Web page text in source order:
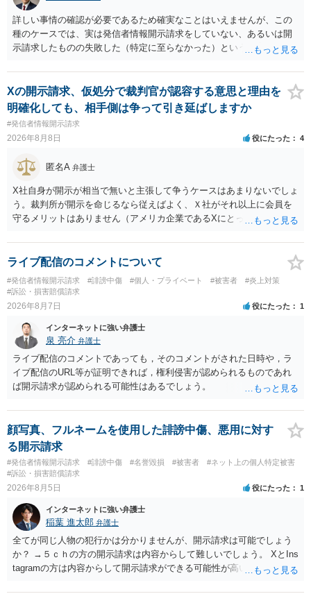
詳しい事情の確認が必要であるため確実なことはいえませんが、この
種のケースでは、実は発信者情報開示請求をしていない、あるいは開
示請求したものの失敗した（特定に至らなかった）という事案が比較
な投稿をする場合にはなおさら）。
Xの開示請求、仮処分で裁判官が認容する意思と理由を
明確化しても、相手側は争って引き延ばしますか
#発信者情報開示請求
2026年8月8日 役にたった 4
匿名A 弁護士
X社自身が開示が相当で無いと主張して争うケースはあまりないでしょ
う。裁判所が開示を命じるなら従えばよく、Ｘ社がそれ以上に会員を
守るメリットはありません（アメリカ企業であるXにとって、日本の会
うかを争うよりも、「発信者情報の保有確認がまだできていない」な
どと言い訳して確認できるまで発令を引き伸ばす方で対応してくる方
す）。
ライブ配信のコメントについて
#発信者情報開示請求 #誹謗中傷 #個人・プライベート #被害者
#炎上対策
#訴訟・損害賠償請求
2026年8月7日 役にたった 1
インターネットに強い弁護士
泉 亮介 弁護士
ライブ配信のコメントであっても，そのコメントがされた日時や，ラ
イブ配信のURL等が証明できれば，権利侵害が認められるものであれ
ば開示請求が認められる可能性はあるでしょう。
顔写真、フルネームを使用した誹謗中傷、悪用に対す
る開示請求
#発信者情報開示請求 #誹謗中傷 #名誉毀損 #被害者
#ネット上の個人特定被害
#訴訟・損害賠償請求
2026年8月5日 役にたった 1
インターネットに強い弁護士
稲葉 進太郎 弁護士
全てが同じ人物の犯行かは分かりませんが、開示請求は可能でしょう
か？ →５ｃｈの方の開示請求は内容からして難しいでしょう。 XとIns
tagramの方は内容からして開示請求ができる可能性が高いでしょう。
いでしょう。７月中にアカウントが削除されている場合、今から進め